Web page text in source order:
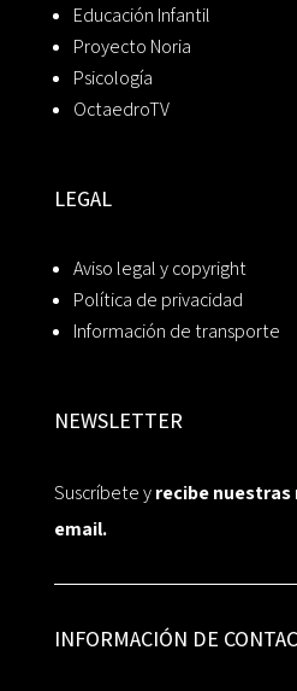
Educación Infantil
Proyecto Noria
Psicología
OctaedroTV
LEGAL
Aviso legal y copyright
Política de privacidad
Información de transporte
NEWSLETTER
Suscríbete yrecibe nuestras
email.
INFORMACIÓN DE